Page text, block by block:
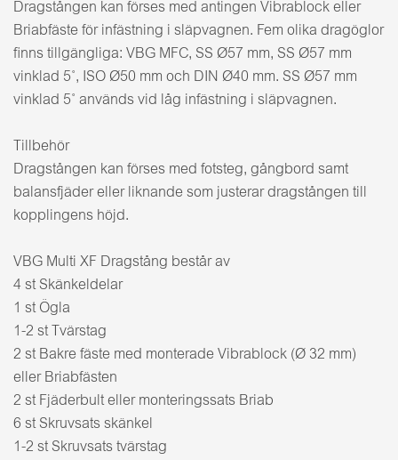
Dragstången kan förses med antingen Vibrablock eller
Briabfäste för infästning i släpvagnen. Fem olika dragöglor
finns tillgängliga: VBG MFC, SS Ø57 mm, SS Ø57 mm
vinklad 5˚, ISO Ø50 mm och DIN Ø40 mm. SS Ø57 mm
vinklad 5˚ används vid låg infästning i släpvagnen.
Tillbehör
Dragstången kan förses med fotsteg, gångbord samt
balansfjäder eller liknande som justerar dragstången till
kopplingens höjd.
VBG Multi XF Dragstång består av
4 st Skänkeldelar
1 st Ögla
1-2 st Tvärstag
2 st Bakre fäste med monterade Vibrablock (Ø 32 mm)
eller Briabfästen
2 st Fjäderbult eller monteringssats Briab
6 st Skruvsats skänkel
1-2 st Skruvsats tvärstag